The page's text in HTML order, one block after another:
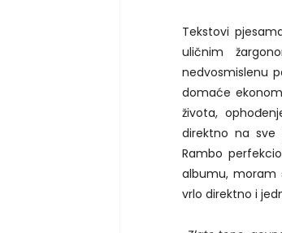
Tekstovi
uličnim
nedvosmislenu
domaće
života,
direktno na sve
Rambo
albumu, moram
vrlo direktno i